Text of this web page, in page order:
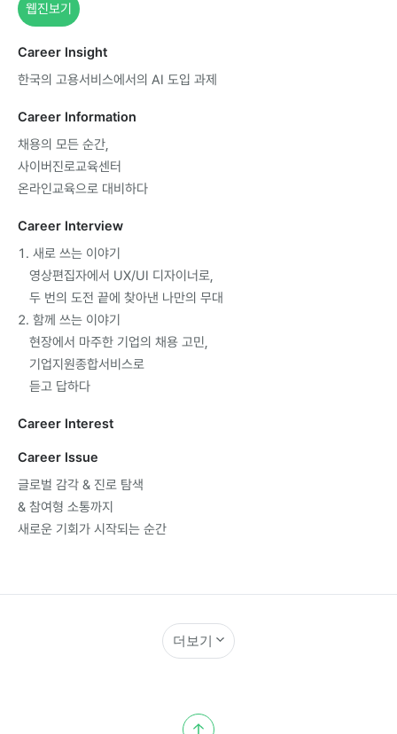
웹진보기
CareerInsight
한국의고용서비스에서의AI도입과제
CareerInformation
채용의모든순간,
사이버진로교육센터
온라인교육으로대비하다
CareerInterview
1.새로쓰는이야기
영상편집자에서UX/UI디자이너로,
두번의도전끝에찾아낸나만의무대
2.함께쓰는이야기
현장에서마주한기업의채용고민,
기업지원종합서비스로
듣고답하다
CareerInterest
CareerIssue
글로벌감각&진로탐색
&참여형소통까지
새로운기회가시작되는순간
더보기